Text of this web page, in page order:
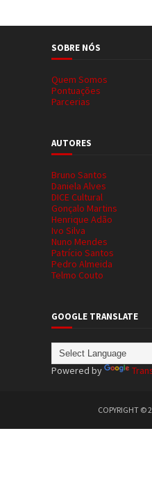
SOBRE NÓS
Quem Somos
Pontuações
Parcerias
AUTORES
Bruno Santos
Daniela Alves
DICE Cultural
Gonçalo Martins
Henrique Adão
Ivo Silva
Nuno Mendes
Patrício Santos
Pedro Almeida
Telmo Couto
GOOGLE TRANSLATE
Powered by
COPYRIGHT ©